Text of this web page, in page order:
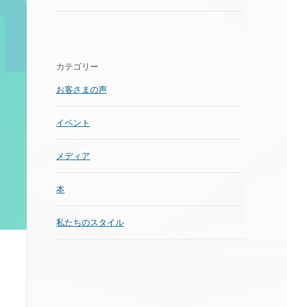
カテゴリー
お客さまの声
イベント
メディア
本
私たちのスタイル